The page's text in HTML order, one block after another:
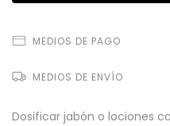
MEDIOS DE PAGO
MEDIOS DE ENVÍO
Dosificar jabón o lociones